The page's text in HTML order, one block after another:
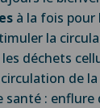
à la fois pour
la
déchets
de
santé : enflure